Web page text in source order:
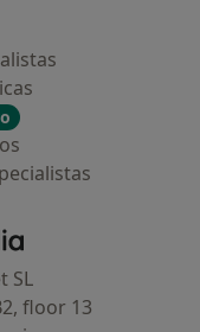
- Página de inicio
SL
floor 13